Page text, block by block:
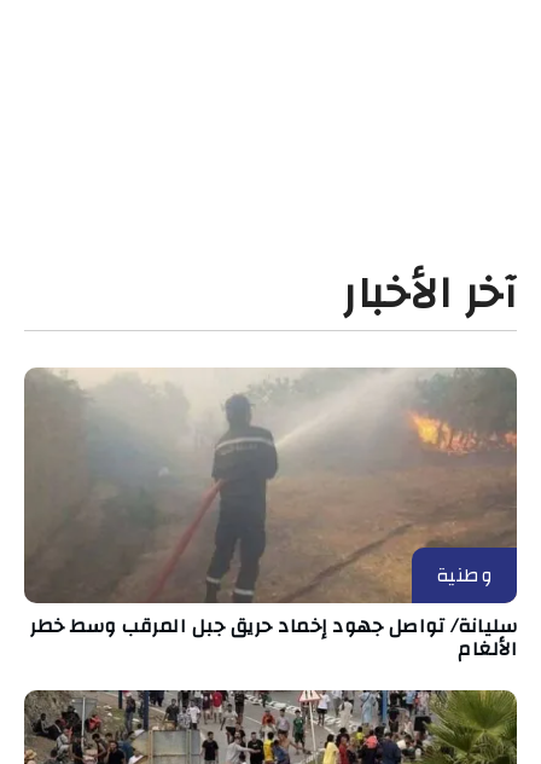
آخر الأخبار
وطنية
سليانة/ تواصل جهود إخماد حريق جبل المرقب وسط خطر
الألغام